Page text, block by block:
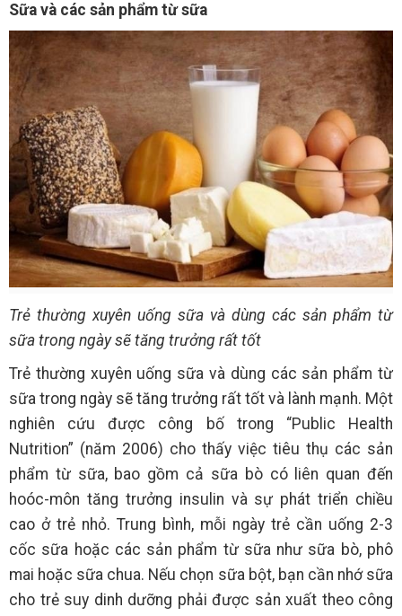
Sữa và các sản phẩm từ sữa
Trẻ thường xuyên uống sữa và dùng các sản phẩm từ
sữa trong ngày sẽ tăng trưởng rất tốt
Trẻ thường xuyên uống sữa và dùng các sản phẩm từ
sữa trong ngày sẽ tăng trưởng rất tốt và lành mạnh. Một
nghiên cứu được công bố trong “Public Health
Nutrition” (năm 2006) cho thấy việc tiêu thụ các sản
phẩm từ sữa, bao gồm cả sữa bò có liên quan đến
hoóc-môn tăng trưởng insulin và sự phát triển chiều
cao ở trẻ nhỏ. Trung bình, mỗi ngày trẻ cần uống 2-3
cốc sữa hoặc các sản phẩm từ sữa như sữa bò, phô
mai hoặc sữa chua. Nếu chọn sữa bột, bạn cần nhớ sữa
cho trẻ suy dinh dưỡng phải được sản xuất theo công